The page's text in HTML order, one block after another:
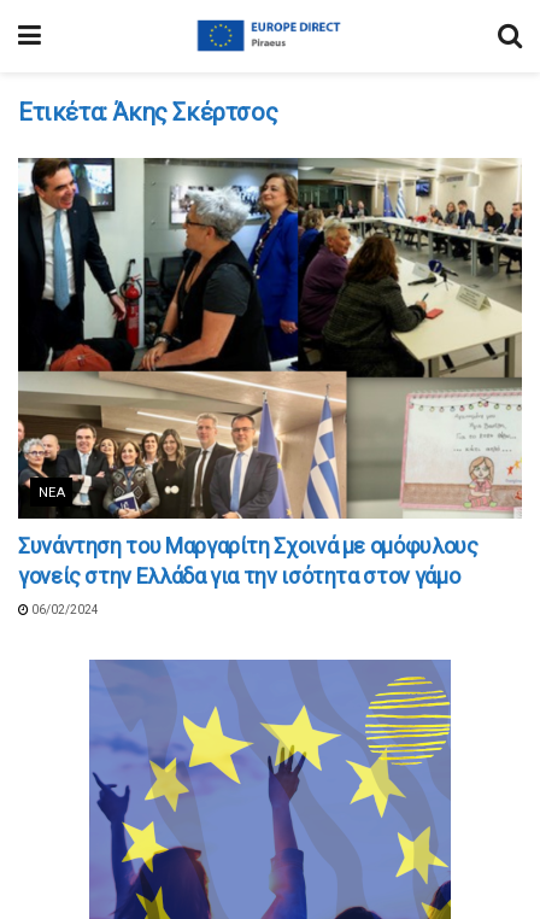
Ετικέτα:Άκης Σκέρτσος
ΝΈΑ
Συνάντηση του Μαργαρίτη Σχοινά με ομόφυλους
γονείς στην Ελλάδα για την ισότητα στον γάμο
06/02/2024